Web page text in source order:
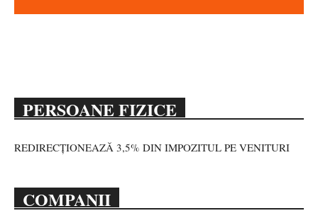
PERSOANE FIZICE
REDIRECȚIONEAZĂ 3,5% DIN IMPOZITUL PE VENITURI
COMPANII